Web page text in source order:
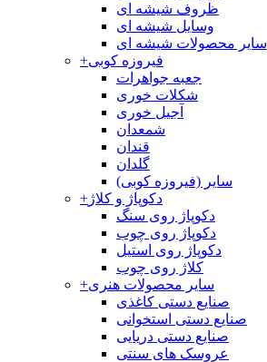
ظروف شیشه ای
وسایل شیشه ای
سایر محصولات شیشه ای
+فیروزه کوبی
جعبه جواهرات
شکلات خوری
آجیل خوری
شمعدان
قندان
گلدان
سایر (فیروزه کوبی)
+دکوپاژ و کلاژ
دکوپاژ روی سنگ
دکوپاژ روی چوب
دکوپاژ روی استیل
کلاژ روی چوب
+سایر محصولات هنری
صنایع دستی کاغذی
صنایع دستی استخوانی
صنایع دستی دریایی
عروسک های سنتی